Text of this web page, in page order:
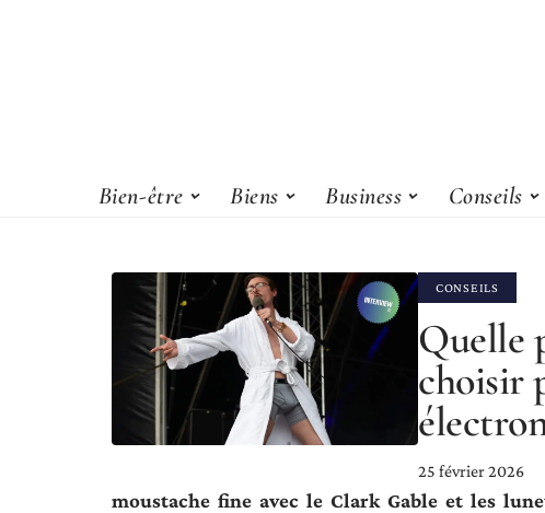
Bien-être Biens Business Conseils
CONSEILS
Quelle
choisir
25 février 2026
moustache fine avec le Clark Gable et les